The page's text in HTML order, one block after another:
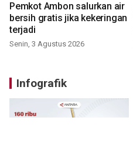
Pemkot Ambon salurkan air
bersih gratis jika kekeringan
terjadi
Senin, 3 Agustus 2026
Infografik